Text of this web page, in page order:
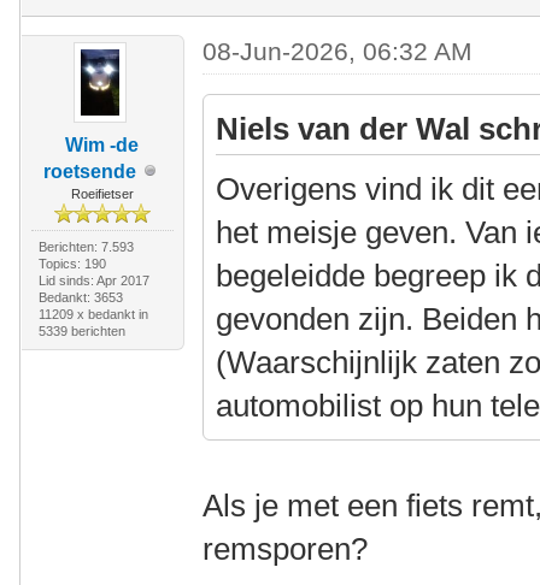
Wim -de
roetsende
Roeifietser
Berichten: 7.593
Topics: 190
Lid sinds: Apr 2017
Bedankt: 3653
11209 x bedankt in
5339 berichten
08-Jun-2026, 06:32 AM
Niels van der Wal
Overigens vind ik dit
het meisje geven. Van
begeleidde begreep ik
gevonden zijn. Beiden
(Waarschijnlijk zaten
automobilist op hun
Als je met een fiets
remsporen?